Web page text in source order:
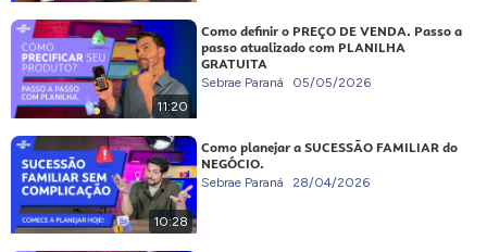
11:20
Como definir o PREÇO DE VENDA. Passo a
passo atualizado com PLANILHA
GRATUITA
Sebrae Paraná 05/05/2026
10:28
Como planejar a SUCESSÃO FAMILIAR do
NEGÓCIO.
Sebrae Paraná 28/04/2026